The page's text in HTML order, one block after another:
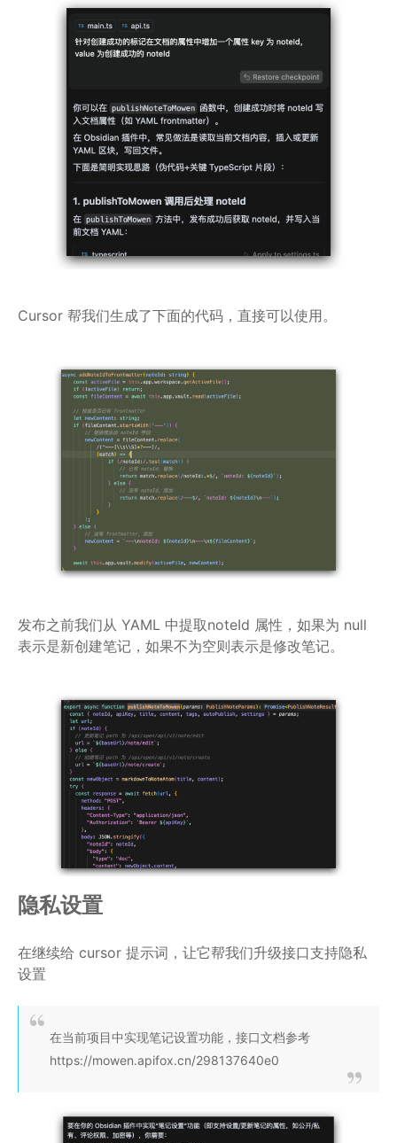
Cursor 帮我们生成了下面的代码，直接可以使用。
发布之前我们从 YAML 中提取noteId 属性，如果为 null
表示是新创建笔记，如果不为空则表示是修改笔记。
隐私设置
在继续给 cursor 提示词，让它帮我们升级接口支持隐私
设置
在当前项目中实现笔记设置功能，接口文档参考
https://mowen.apifox.cn/298137640e0